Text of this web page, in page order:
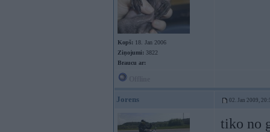
Kopš: 18. Jan 2006
Ziņojumi: 3822
Braucu ar:
Jorens 02. Jan 2009,
tiko no